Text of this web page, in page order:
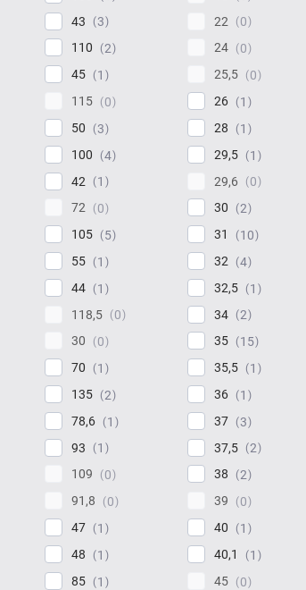
43
3
110
2
45
1
115
0
50
3
100
4
42
1
72
0
105
5
55
1
44
1
118,5
0
30
0
70
1
135
2
78,6
1
93
1
109
0
91,8
0
47
1
48
1
85
1
22
0
24
0
25,5
0
26
1
28
1
29,5
1
29,6
0
30
2
31
10
32
4
32,5
1
34
2
35
15
35,5
1
36
1
37
3
37,5
2
38
2
39
0
40
1
40,1
1
45
0